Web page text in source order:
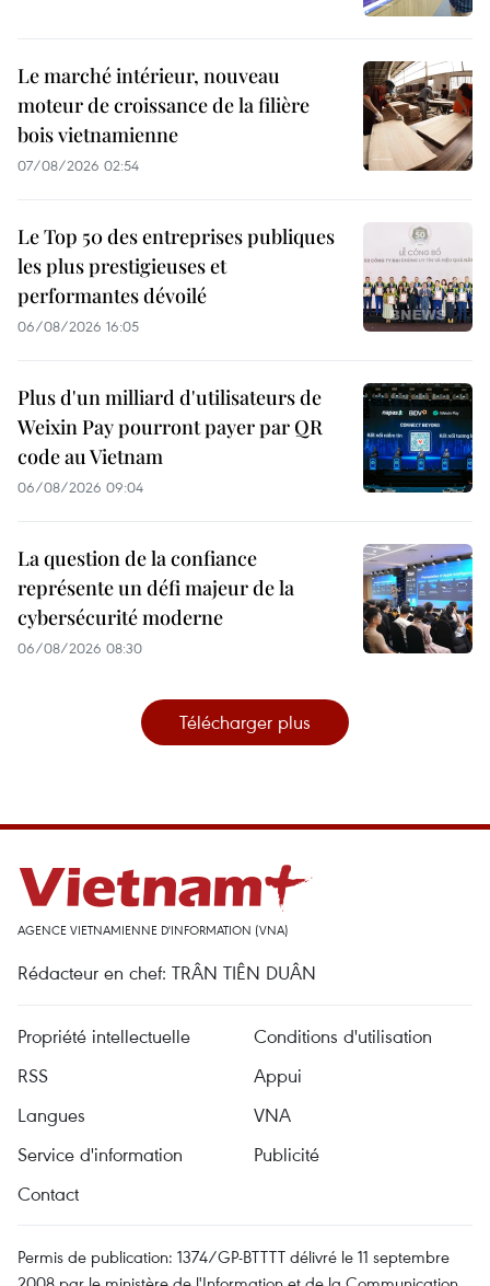
Le marché intérieur, nouveau
moteur de croissance de la filière
bois vietnamienne
07/08/2026 02:54
Le Top 50 des entreprises publiques
les plus prestigieuses et
performantes dévoilé
06/08/2026 16:05
Plus d'un milliard d'utilisateurs de
Weixin Pay pourront payer par QR
code au Vietnam
06/08/2026 09:04
La question de la confiance
représente un défi majeur de la
cybersécurité moderne
06/08/2026 08:30
Télécharger plus
AGENCE VIETNAMIENNE D'INFORMATION (VNA)
Rédacteur en chef: TRÂN TIÊN DUÂN
Propriété intellectuelle
Conditions d'utilisation
RSS
Appui
Langues
VNA
Service d'information
Publicité
Contact
Permis de publication: 1374/GP-BTTTT délivré le 11 septembre